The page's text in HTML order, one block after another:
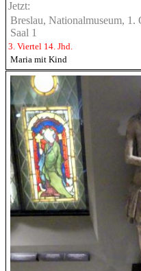
Jetzt:
Breslau, Nationalmuseum, 1.
Saal 1
3. Viertel 14. Jhd.
Maria mit Kind